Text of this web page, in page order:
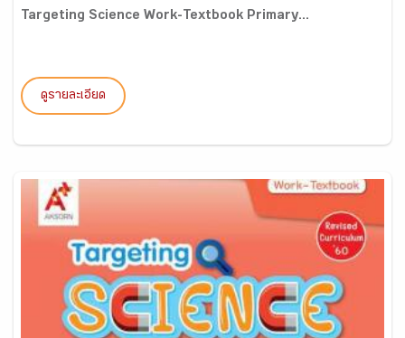
Targeting Science Work-Textbook Primary...
ดูรายละเอียด